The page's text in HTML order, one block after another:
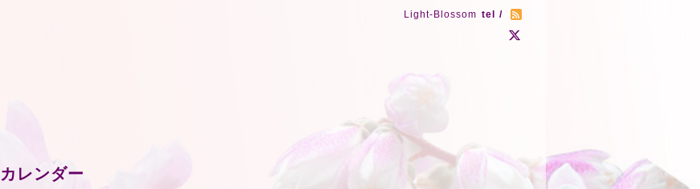
Light-Blossom tel /
カレンダー